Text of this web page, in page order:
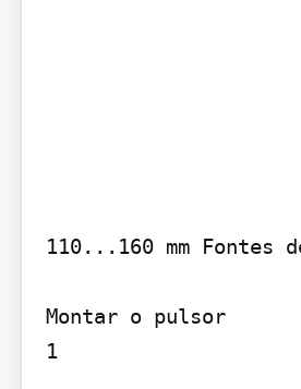
110...160 mm Fontes
Montar o pulsor
1